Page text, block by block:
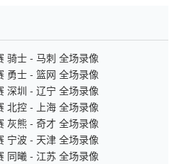
骑士 - 马刺 全场录像
勇士 - 篮网 全场录像
深圳 - 辽宁 全场录像
北控 - 上海 全场录像
灰熊 - 奇才 全场录像
宁波 - 天津 全场录像
同曦 - 江苏 全场录像